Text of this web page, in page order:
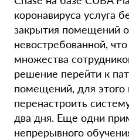
коронавируса услуга
закрытия помещений
невостребованной,
множества
решение перейти к
помещений, для
перенастроить
два дня. Еще одни
непрерывного